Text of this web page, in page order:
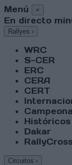
Menú ×
En directo
Rallyes ›
WRC
S-CER
ERC
CERA
CERT
Históricos
Dakar
Circuitos ›